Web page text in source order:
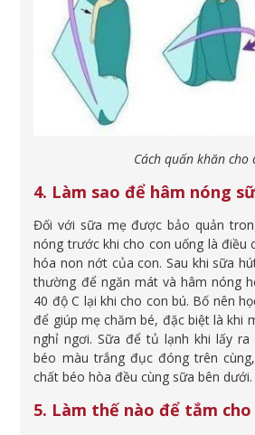
Cách quấn khăn cho
4. Làm sao để hâm nóng
Đối với sữa mẹ được bảo quản
nóng trước khi cho con uống là điều
hóa non nớt của con. Sau khi sữa
thường để ngăn mát và hâm nóng
40 độ C lại khi cho con bú. Bố nên
để giúp mẹ chăm bé, đặc biệt là khi
nghỉ ngơi. Sữa để tủ lạnh khi lấy
béo màu trắng đục đóng trên
chất béo hòa đều cùng sữa bên dưới.
5. Làm thế nào để tắm cho